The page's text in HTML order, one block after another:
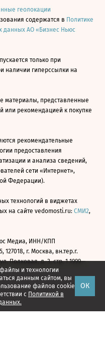
и технологии
данным сайтом, вы
файлов cookie
с Политикой в
ОК
геолокации
содержатся в Политике
данных АО «Бизнес Ньюс
только при
наличии гиперссылки на
материалы, представленные
или рекомендацией к покупке
рекомендательные
предоставления
и анализа сведений,
сети «Интернет»,
Федерации).
технологий в виджетах
на сайте vedomosti.ru: СМИ2,
Медиа, ИНН/КПП
127018, г. Москва, вн.тер.г.
Полковая, д. 3, стр. 1 1999—